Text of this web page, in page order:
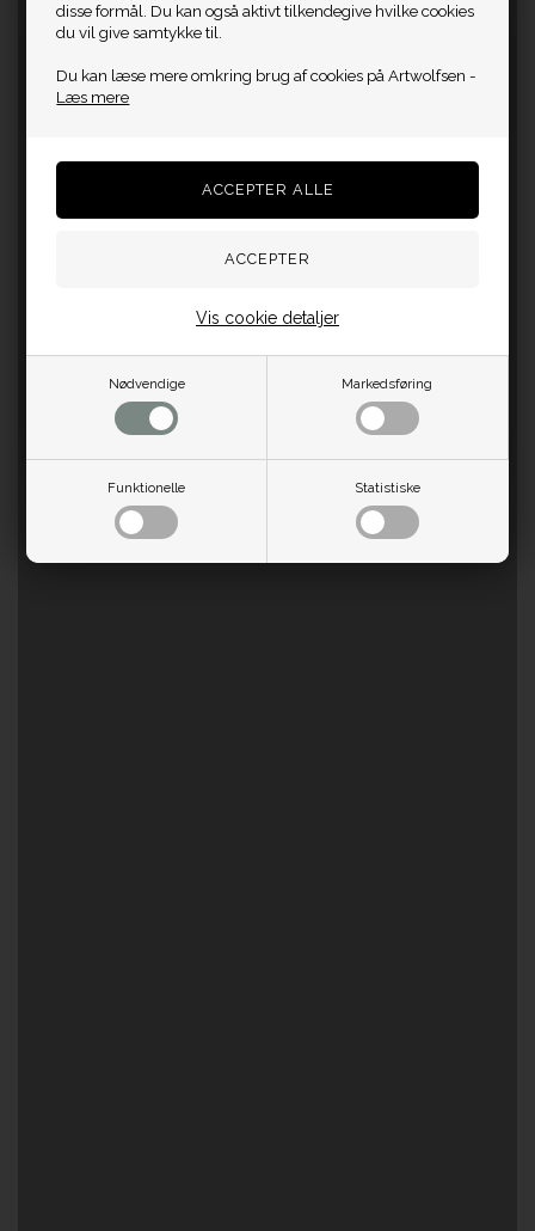
disse formål. Du kan også aktivt tilkendegive hvilke cookies
du vil give samtykke til.
Du kan læse mere omkring brug af cookies på Artwolfsen -
Læs mere
Nødvendige Markedsføring
Funktionelle Statistiske
Vis cookie detaljer